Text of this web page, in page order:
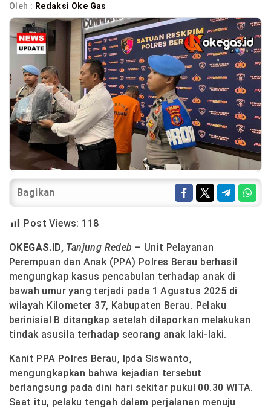
Oleh : Redaksi Oke Gas
Bagikan
Post Views: 118
OKEGAS.ID, Tanjung Redeb – Unit Pelayanan
Perempuan dan Anak (PPA) Polres Berau berhasil
mengungkap kasus pencabulan terhadap anak di
bawah umur yang terjadi pada 1 Agustus 2025 di
wilayah Kilometer 37, Kabupaten Berau. Pelaku
berinisial B ditangkap setelah dilaporkan melakukan
tindak asusila terhadap seorang anak laki-laki.
Kanit PPA Polres Berau, Ipda Siswanto,
mengungkapkan bahwa kejadian tersebut
berlangsung pada dini hari sekitar pukul 00.30 WITA.
Saat itu, pelaku tengah dalam perjalanan menuju